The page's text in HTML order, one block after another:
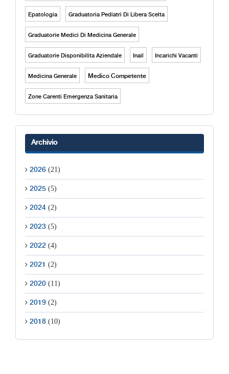
Epatologia Graduatoria Pediatri Di Libera Scelta
Graduatorie Medici Di Medicina Generale
Graduatorie Disponibilita Aziendale Inail Incarichi Vacanti
Medicina Generale Medico Competente
Zone Carenti Emergenza Sanitaria
Archivio
2026 (21)
2025 (5)
2024 (2)
2023 (5)
2022 (4)
2021 (2)
2020 (11)
2019 (2)
2018 (10)